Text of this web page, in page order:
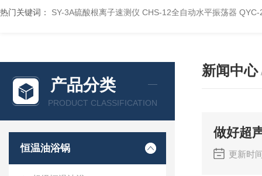
热门关键词： SY-3A硫酸根离子速测仪 CHS-12全自动水平振荡器 QYC-
产品分类
PRODUCT CLASSIFICATION
恒温油浴锅
新闻中心
做好超
更新时